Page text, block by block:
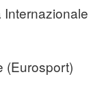
(Eurosport)